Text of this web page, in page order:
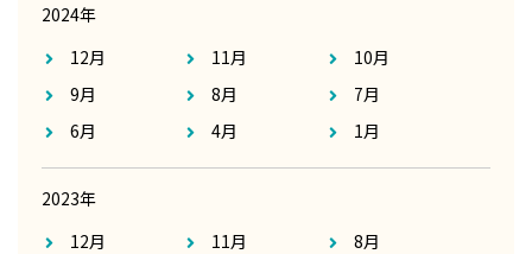
2024年
12月
11月
10月
9月
8月
7月
6月
4月 1月
2023年
12月
11月
8月